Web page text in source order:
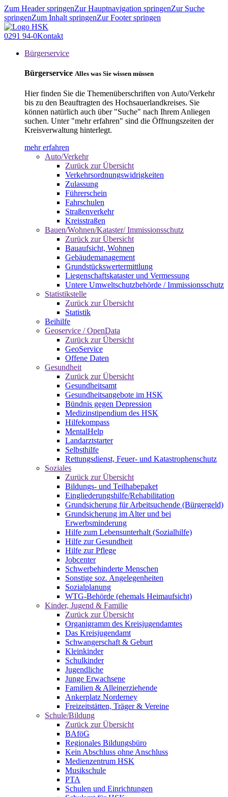
Zum Header springenZur Hauptnavigation springenZur Suche
springenZum Inhalt springenZur Footer springen
0291 94-0Kontakt
Bürgerservice
Bürgerservice Alles was Sie wissen müssen
Hier finden Sie die Themenüberschriften von Auto/Verkehr
bis zu den Beauftragten des Hochsauerlandkreises. Sie
können natürlich auch über "Suche" nach Ihrem Anliegen
suchen. Unter "mehr erfahren" sind die Öffnungszeiten der
Kreisverwaltung hinterlegt.
mehr erfahren
Auto/Verkehr
Zurück zur Übersicht
Verkehrsordnungswidrigkeiten
Zulassung
Führerschein
Fahrschulen
Straßenverkehr
Kreisstraßen
Bauen/Wohnen/Kataster/ Immissionsschutz
Zurück zur Übersicht
Bauaufsicht, Wohnen
Gebäudemanagement
Grundstückswertermittlung
Liegenschaftskataster und Vermessung
Untere Umweltschutzbehörde / Immissionsschutz
Statistikstelle
Zurück zur Übersicht
Statistik
Beihilfe
Geoservice / OpenData
Zurück zur Übersicht
GeoService
Offene Daten
Gesundheit
Zurück zur Übersicht
Gesundheitsamt
Gesundheitsangebote im HSK
Bündnis gegen Depression
Medizinstipendium des HSK
Hilfekompass
MentalHelp
Landarztstarter
Selbsthilfe
Rettungsdienst, Feuer- und Katastrophenschutz
Soziales
Zurück zur Übersicht
Bildungs- und Teilhabepaket
Eingliederungshilfe/Rehabilitation
Grundsicherung für Arbeitsuchende (Bürgergeld)
Grundsicherung im Alter und bei
Erwerbsminderung
Hilfe zum Lebensunterhalt (Sozialhilfe)
Hilfe zur Gesundheit
Hilfe zur Pflege
Jobcenter
Schwerbehinderte Menschen
Sonstige soz. Angelegenheiten
Sozialplanung
WTG-Behörde (ehemals Heimaufsicht)
Kinder, Jugend & Familie
Zurück zur Übersicht
Organigramm des Kreisjugendamtes
Das Kreisjugendamt
Schwangerschaft & Geburt
Kleinkinder
Schulkinder
Jugendliche
Junge Erwachsene
Familien & Alleinerziehende
Ankerplatz Norderney
Freizeitstätten, Träger & Vereine
Schule/Bildung
Zurück zur Übersicht
BAföG
Regionales Bildungsbüro
Kein Abschluss ohne Anschluss
Medienzentrum HSK
Musikschule
PTA
Schulen und Einrichtungen